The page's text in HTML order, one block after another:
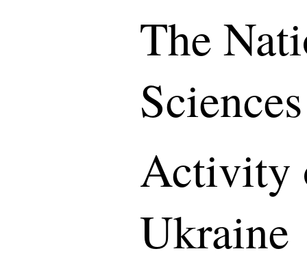
The
Activity
Ukraine